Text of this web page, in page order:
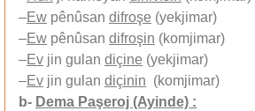
–Ew pênûsan difroşe (yekjimar)
–Ew pênûsan difroşin (komjimar)
–Ev jin gulan diçine (yekjimar)
–Ev jin gulan diçinin (komjimar)
b- Dema Paşeroj (Ayinde) :